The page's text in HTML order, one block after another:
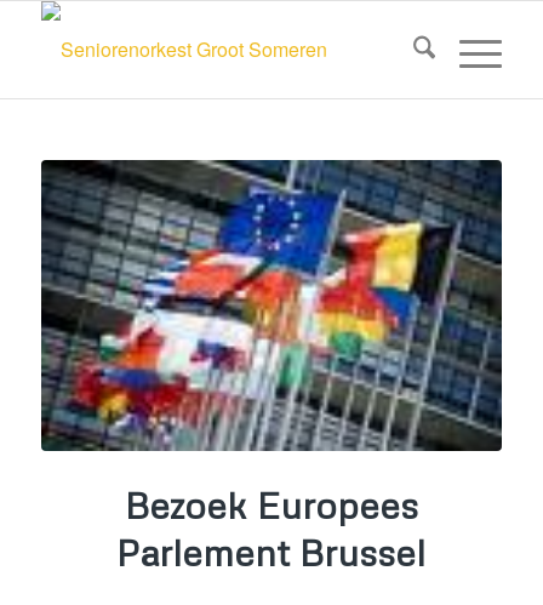
Bezoek Europees
Parlement Brussel